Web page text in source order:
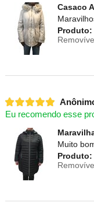
Casaco
Produto:
Eu recomendo esse
Muito
Produto: